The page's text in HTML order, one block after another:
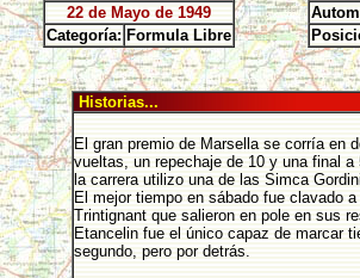
22 de Mayo de 1949
Categoría: Formula Libre
Historias...
El gran premio de Marsella se corría en
vueltas, un repechaje de 10 y una final a
la carrera utilizo una de las Simca
El mejor tiempo en sábado fue clavado
Trintignant que salieron en pole en sus
Etancelin fue el único capaz de marcar
segundo, pero por detrás.